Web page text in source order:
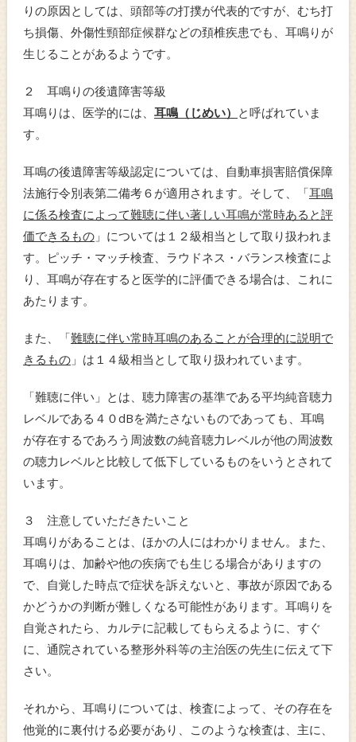
o
n
りの原因としては、頭部等の打撲が代表的ですが、むち打
ち損傷、外傷性頸部症候群などの頚椎疾患でも、耳鳴りが
生じることがあるようです。
２ 耳鳴りの後遺障害等級
耳鳴りは、医学的には、 耳鳴（じめい） と呼ばれていま
す。
耳鳴の後遺障害等級認定については、自動車損害賠償保障
法施行令別表第二備考６が適用されます。そして、「耳鳴
に係る検査によって難聴に伴い著しい耳鳴が常時あると評
価できるもの」については１２級相当として取り扱われま
す。ピッチ・マッチ検査、ラウドネス・バランス検査によ
り、耳鳴が存在すると医学的に評価できる場合は、これに
あたります。
また、「難聴に伴い常時耳鳴のあることが合理的に説明で
きるもの」は１４級相当として取り扱われています。
「難聴に伴い」とは、聴力障害の基準である平均純音聴力
レベルである４０dBを満たさないものであっても、耳鳴
が存在するであろう周波数の純音聴力レベルが他の周波数
の聴力レベルと比較して低下しているものをいうとされて
います。
３ 注意していただきたいこと
耳鳴りがあることは、ほかの人にはわかりません。また、
耳鳴りは、加齢や他の疾病でも生じる場合がありますの
で、自覚した時点で症状を訴えないと、事故が原因である
かどうかの判断が難しくなる可能性があります。耳鳴りを
自覚されたら、カルテに記載してもらえるように、すぐ
に、通院されている整形外科等の主治医の先生に伝えて下
さい。
それから、耳鳴りについては、検査によって、その存在を
他覚的に裏付ける必要があり、このような検査は、主に、